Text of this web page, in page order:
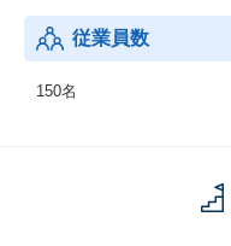
従業員数
150名